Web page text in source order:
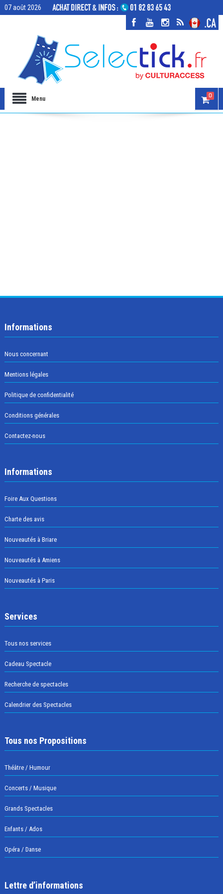
07 août 2026
Menu 0
Informations
Nous concernant
Mentions légales
Politique de confidentialité
Conditions générales
Contactez-nous
Informations
Foire Aux Questions
Charte des avis
Nouveautés à Briare
Nouveautés à Amiens
Nouveautés à Paris
Services
Tous nos services
Cadeau Spectacle
Recherche de spectacles
Calendrier des Spectacles
Tous nos Propositions
Théâtre / Humour
Concerts / Musique
Grands Spectacles
Enfants / Ados
Opéra / Danse
Lettre d’informations